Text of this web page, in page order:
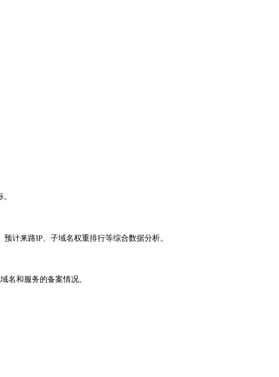
计来路IP、子域名权重排行等综合数据分析。
名和服务的备案情况。